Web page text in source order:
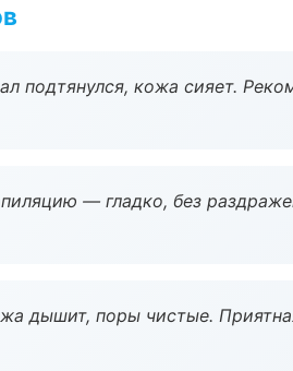
подтянулся, кожа сияет.
— гладко, без
дышит, поры чистые.